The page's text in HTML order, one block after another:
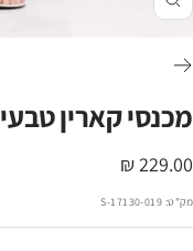
זום
מכנסי קארין טבעי
מחיר
בהנחה
229.00 ₪
מק"ט: 17130-019-S